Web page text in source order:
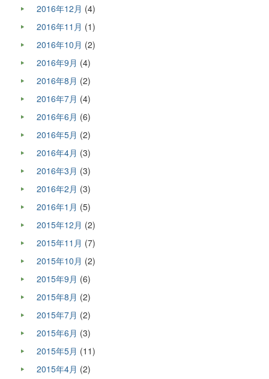
2016年12月 (4)
2016年11月 (1)
2016年10月 (2)
2016年9月 (4)
2016年8月 (2)
2016年7月 (4)
2016年6月 (6)
2016年5月 (2)
2016年4月 (3)
2016年3月 (3)
2016年2月 (3)
2016年1月 (5)
2015年12月 (2)
2015年11月 (7)
2015年10月 (2)
2015年9月 (6)
2015年8月 (2)
2015年7月 (2)
2015年6月 (3)
2015年5月 (11)
2015年4月 (2)